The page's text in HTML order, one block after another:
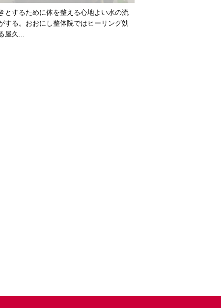
とするために体を整える心地よい水の流
する。おおにし整体院ではヒーリング効
屋久...